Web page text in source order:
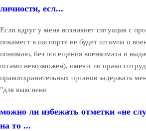
личности, есл...
Если вдруг у меня возникнет ситуация с
покамест в паспорте не будет штампа о
понимаю, без посещения военкомата и
штамп невозможен), имеют ли право
правоохранительных органов задержать
"для выяснени
можно ли избежать отметки «не
на то ...